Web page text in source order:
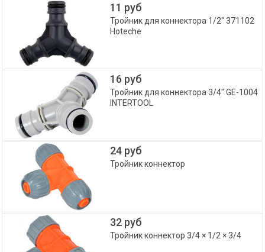
11 руб
Тройник для коннектора 1/2" 371102
Hoteche
16 руб
Тройник для коннектора 3/4" GE-1004
INTERTOOL
24 руб
Тройник коннектор
32 руб
Тройник коннектор 3/4 × 1/2 × 3/4